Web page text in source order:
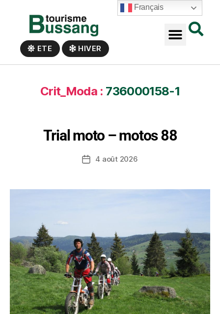
ETE HIVER
Crit_Moda : 736000158-1
Trial moto – motos 88
4 août 2026
Français
Panneau de gestion des cookies